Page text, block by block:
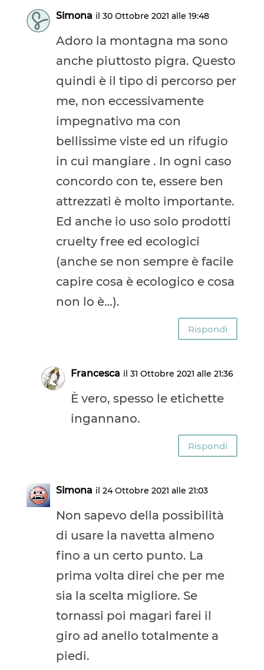
Simona il 30 Ottobre 2021 alle 19:48
Adoro la montagna ma sono
anche piuttosto pigra. Questo
quindi è il tipo di percorso per
me, non eccessivamente
impegnativo ma con
bellissime viste ed un rifugio
in cui mangiare . In ogni caso
concordo con te, essere ben
attrezzati è molto importante.
Ed anche io uso solo prodotti
cruelty free ed ecologici
(anche se non sempre è facile
capire cosa è ecologico e cosa
non lo è…).
Rispondi
Francesca il 31 Ottobre 2021 alle 21:36
È vero, spesso le etichette
ingannano.
Rispondi
Simona il 24 Ottobre 2021 alle 21:03
Non sapevo della possibilità
di usare la navetta almeno
fino a un certo punto. La
prima volta direi che per me
sia la scelta migliore. Se
tornassi poi magari farei il
giro ad anello totalmente a
piedi.